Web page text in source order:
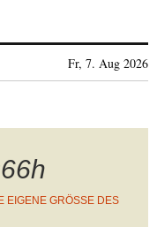
Fr, 7. Aug 2026
EIGENE GRÖSSE DES S